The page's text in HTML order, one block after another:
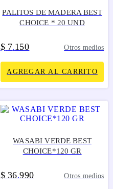
PALITOS DE MADERA BEST
CHOICE * 20 UND
$ 7.150 Otros medios
AGREGAR AL CARRITO
WASABI VERDE BEST
CHOICE*120 GR
$ 36.990 Otros medios